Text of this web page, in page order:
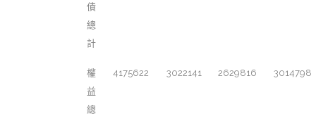
債
總
計
權
益
總
4175622 3022141 2629816 3014798